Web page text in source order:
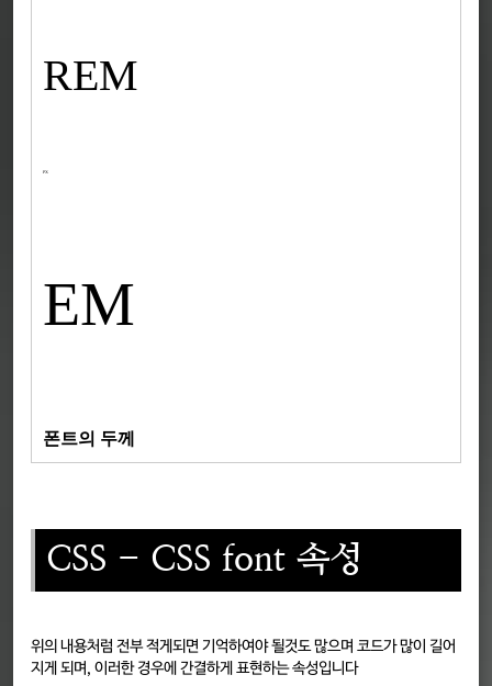
REM
PX
EM
폰트의 두께
CSS - CSS font 속성
위의 내용처럼 전부 적게되면 기억하여야 될것도 많으며 코드가 많이 길어
지게 되며, 이러한 경우에 간결하게 표현하는 속성입니다